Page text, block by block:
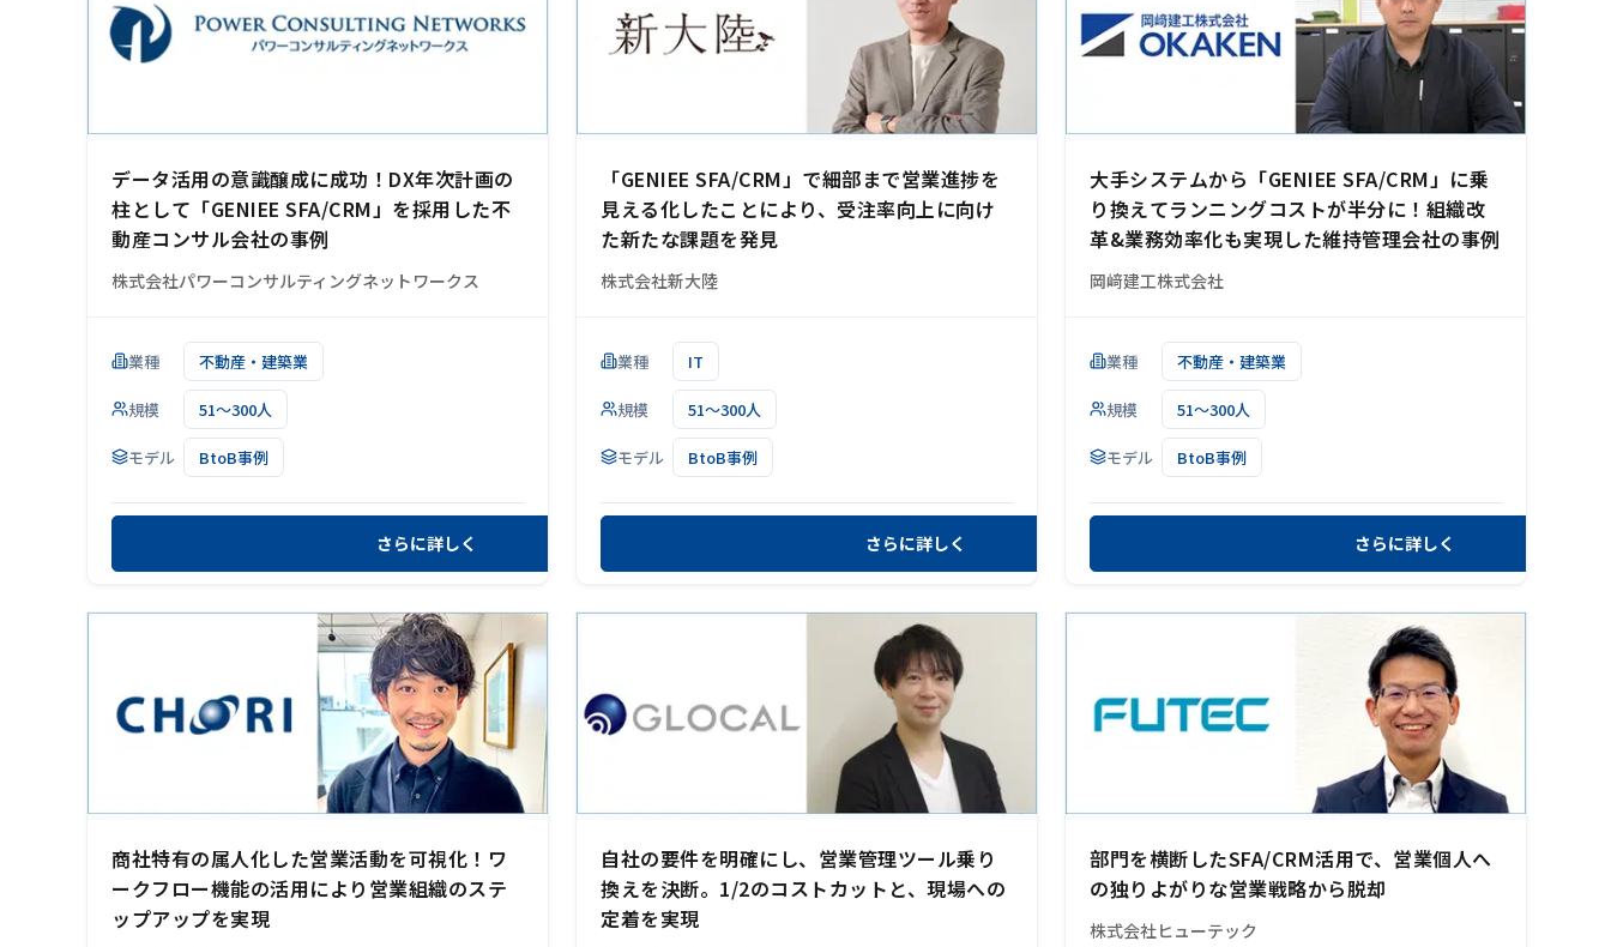
データ活用の意識醸成に成功！DX年次計画の
柱として「GENIEE SFA/CRM」を採用した不
動産コンサル会社の事例
株式会社パワーコンサルティングネットワークス
業種 不動産・建築業
規模 51～300人
モデル BtoB事例
さらに詳しく
「GENIEE SFA/CRM」で細部まで営業進捗を
見える化したことにより、受注率向上に向け
た新たな課題を発見
株式会社新大陸
業種 IT
規模 51～300人
モデル BtoB事例
さらに詳しく
大手システムから「GENIEE SFA/CRM」に乗
り換えてランニングコストが半分に！組織改
革&業務効率化も実現した維持管理会社の事例
岡﨑建工株式会社
業種 不動産・建築業
規模 51～300人
モデル BtoB事例
さらに詳しく
商社特有の属人化した営業活動を可視化！ワ
ークフロー機能の活用により営業組織のステ
ップアップを実現
自社の要件を明確にし、営業管理ツール乗り
換えを決断。1/2のコストカットと、現場への
定着を実現
部門を横断したSFA/CRM活用で、営業個人へ
の独りよがりな営業戦略から脱却
株式会社ヒューテック